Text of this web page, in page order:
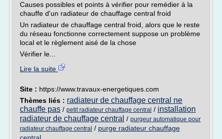
Causes possibles et points à vérifier pour remédier à la
chauffe d'un radiateur de chauffage central froid
Un radiateur de chauffage central froid, alors que le reste
du réseau fonctionne correctement suppose un problème
local et le règlement aisé de la chose
Vérifier le...
Lire la suite
Site : https://www.travaux-energetiques.com
Thèmes liés : radiateur de chauffage central ne
chauffe pas / petit radiateur chauffage central / installation
radiateur de chauffage central / purgeur automatique pour
radiateur chauffage central / purge radiateur chauffage